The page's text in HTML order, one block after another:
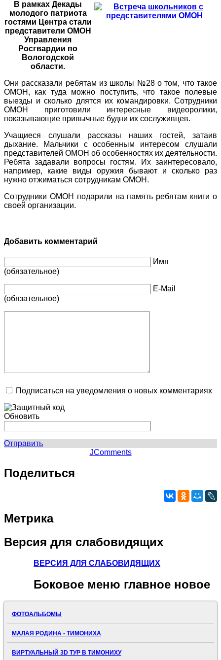
В рамках Декады
молодого патриота
гостями Центра стали
представители ОМОН
Управления
Росгвардии по
Вологодской
области.
Они рассказали ребятам из школы №28 о том, что такое
ОМОН, как туда можно поступить, что такое полевые
выезды и сколько длятся их командировки. Сотрудники
ОМОН приготовили интересные видеоролики,
показывающие привычные будни их сослуживцев.
Учащиеся слушали рассказы наших гостей, затаив
дыхание. Мальчики с особенным интересом слушали
представителей ОМОН об особенностях их деятельности.
Ребята задавали вопросы гостям. Их заинтересовало,
например, какие виды оружия бывают и сколько раз
нужно отжиматься сотрудникам ОМОН.
Сотрудники ОМОН подарили на память ребятам книги о
своей организации.
Добавить комментарий
Имя
(обязательное)
E-Mail
(обязательное)
Подписаться на уведомления о новых комментариях
Обновить
Отправить
JComments
Поделиться
Метрика
Версия для слабовидящих
ВЕРСИЯ ДЛЯ СЛАБОВИДЯЩИХ
Боковое меню главное новое
ФОТОАЛЬБОМЫ
МАЛАЯ РОДИНА - ТИМОНИХА
ВИРТУАЛЬНЫЙ 3D ТУР В ТИМОНИХУ